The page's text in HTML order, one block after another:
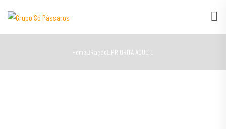
Home Ração PRIORITÀ ADULTO